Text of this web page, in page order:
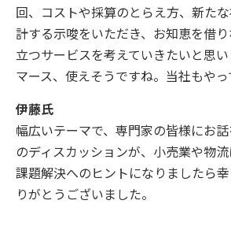
回、コストや採算のとらえ方、新た
計する示唆をいただき、お知恵を借
立つサービスを考えていきたいと思
マース、使えそうですね。当社もやっ
伊藤氏
幅広いテーマで、専門家の皆様にお
のディスカッションが、小売業や物
課題解決へのヒントになりましたら
りがとうございました。